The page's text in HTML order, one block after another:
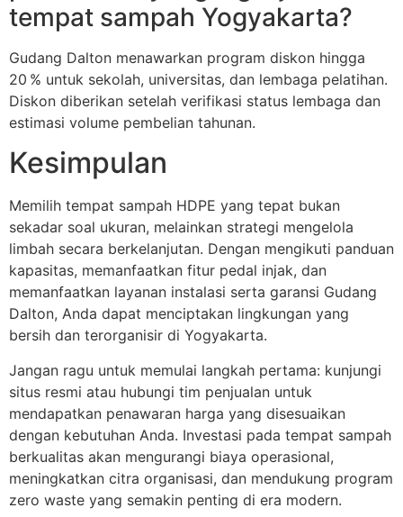
tempat sampah Yogyakarta?
Gudang Dalton menawarkan program diskon hingga
20 % untuk sekolah, universitas, dan lembaga pelatihan.
Diskon diberikan setelah verifikasi status lembaga dan
estimasi volume pembelian tahunan.
Kesimpulan
Memilih tempat sampah HDPE yang tepat bukan
sekadar soal ukuran, melainkan strategi mengelola
limbah secara berkelanjutan. Dengan mengikuti panduan
kapasitas, memanfaatkan fitur pedal injak, dan
memanfaatkan layanan instalasi serta garansi Gudang
Dalton, Anda dapat menciptakan lingkungan yang
bersih dan terorganisir di Yogyakarta.
Jangan ragu untuk memulai langkah pertama: kunjungi
situs resmi atau hubungi tim penjualan untuk
mendapatkan penawaran harga yang disesuaikan
dengan kebutuhan Anda. Investasi pada tempat sampah
berkualitas akan mengurangi biaya operasional,
meningkatkan citra organisasi, dan mendukung program
zero waste yang semakin penting di era modern.